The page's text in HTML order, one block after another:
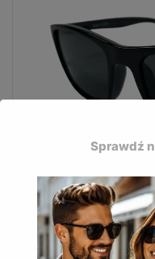
Okulary
– opływowe
wyrazistym
Sprawdź